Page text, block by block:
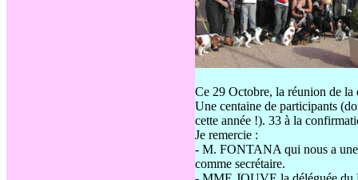
Ce 29 Octobre, la réunion de
Une centaine de participants
cette année !). 33 à la
Je remercie :
- M. FONTANA qui nous a
comme secrétaire.